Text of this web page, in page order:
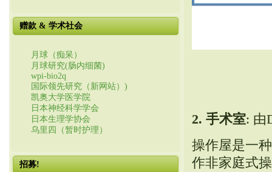
赠款 & 学术社会
月球（痴呆）
月球研究(肠内细菌)
wpi-bio2q
国际领先研究（新网站）)
凯奥大学医学院
日本神经科学学会
日本生理学协会
乌里四（暂时护理）
招募!
2. 手术室: 由
操作屋是一
作非家庭式